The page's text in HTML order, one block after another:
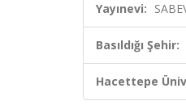
Yayınevi:
Basıldığı Şehir:
Hacettepe